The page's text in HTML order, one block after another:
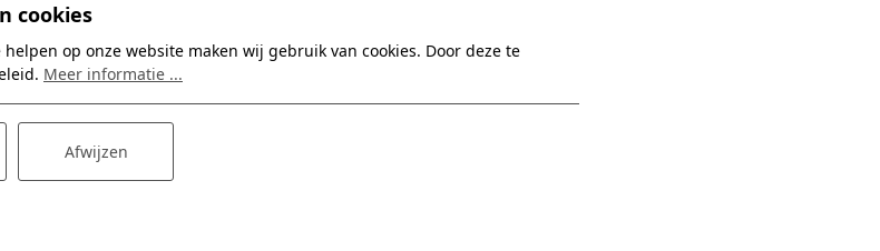
Zomervakantie
Verwenarrangement
Dagje Hoge Hexel
cookies
op onze website maken wij gebruik van cookies. Door deze te
Meer informatie ...
Afwijzen